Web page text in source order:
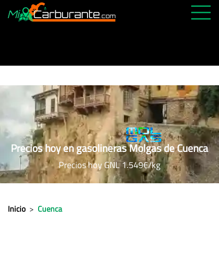
ABIERTAS 24H
ÚLTIMAS MATRÍCULAS
FAVORITAS
Precios hoy en gasolineras Molgas de Cuenca
Precios hoy GNL 1.549€/kg
Inicio > Cuenca